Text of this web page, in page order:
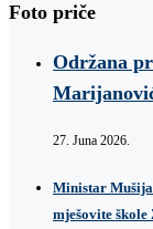
Foto priče
Održana
27. Juna 2026.
Ministar Mušija
mješovite škole